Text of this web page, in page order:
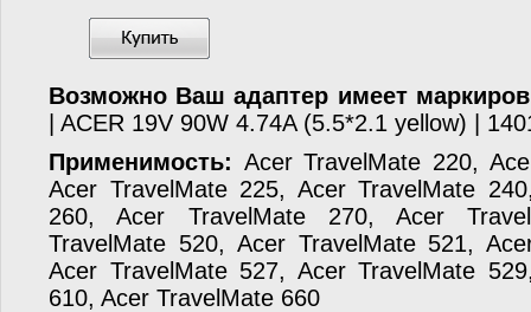
Возможно Ваш адаптер имеет
| ACER 19V 90W 4.74A (5.5*2.1 yellow) |
Применимость: Acer TravelMate 220,
Acer TravelMate 225, Acer TravelMate
260, Acer TravelMate 270, Acer
TravelMate 520, Acer TravelMate 521,
Acer TravelMate 527, Acer TravelMate
610, Acer TravelMate 660